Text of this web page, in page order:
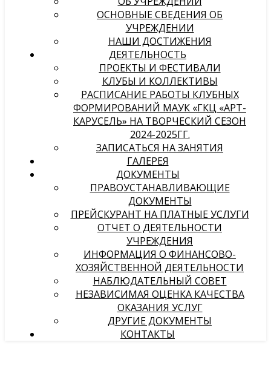
ОСНОВНЫЕ СВЕДЕНИЯ ОБ
УЧРЕЖДЕНИИ
НАШИ ДОСТИЖЕНИЯ
ДЕЯТЕЛЬНОСТЬ
ПРОЕКТЫ И ФЕСТИВАЛИ
КЛУБЫ И КОЛЛЕКТИВЫ
РАСПИСАНИЕ РАБОТЫ КЛУБНЫХ
ФОРМИРОВАНИЙ МАУК «ГКЦ «АРТ-
КАРУСЕЛЬ» НА ТВОРЧЕСКИЙ СЕЗОН
2024-2025ГГ.
ЗАПИСАТЬСЯ НА ЗАНЯТИЯ
ГАЛЕРЕЯ
ДОКУМЕНТЫ
ПРАВОУСТАНАВЛИВАЮЩИЕ
ДОКУМЕНТЫ
ПРЕЙСКУРАНТ НА ПЛАТНЫЕ УСЛУГИ
ОТЧЕТ О ДЕЯТЕЛЬНОСТИ
УЧРЕЖДЕНИЯ
ИНФОРМАЦИЯ О ФИНАНСОВО-
ХОЗЯЙСТВЕННОЙ ДЕЯТЕЛЬНОСТИ
НАБЛЮДАТЕЛЬНЫЙ СОВЕТ
НЕЗАВИСИМАЯ ОЦЕНКА КАЧЕСТВА
ОКАЗАНИЯ УСЛУГ
ДРУГИЕ ДОКУМЕНТЫ
КОНТАКТЫ